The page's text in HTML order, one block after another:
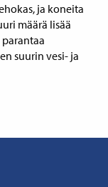
ja koneita
määrä lisää
suurin vesi- ja